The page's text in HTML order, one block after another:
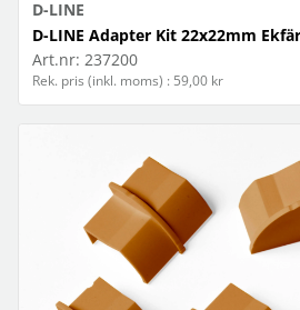
D-LINE
D-LINE Adapter Kit 22x22mm
Art.nr: 237200
Rek. pris (inkl. moms) : 59,00 kr